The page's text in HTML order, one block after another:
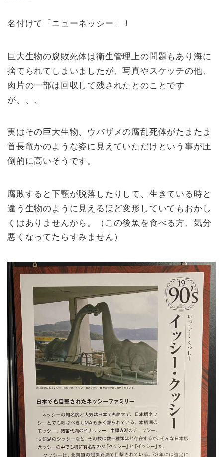
名付けて「ニューネッシー」！
巨大生物の腐敗死体は衛生管理上の問題もあり海に
捨てられてしまいましたが、写真やスケッチの他、
肉片の一部は回収して残されたとのことです
が、、、
実はその巨大生物、ウバザメの腐乱死体がたまたま
首長竜かのような姿に見えていただけという事が圧
倒的に高いそうです。
腐敗すると下顎が脱落したりして、生きている時と
違う生物のように見えるほど変形していてもおかし
くはありませんから。（この後魚を食べる方、気分
悪くなってたらすみません）